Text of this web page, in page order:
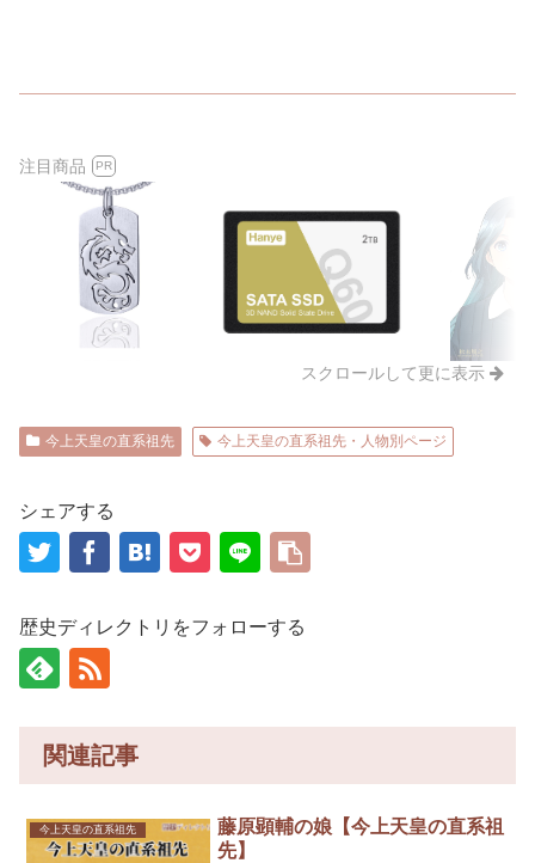
注目商品 PR
スクロールして更に表示
今上天皇の直系祖先 今上天皇の直系祖先・人物別ページ
シェアする
歴史ディレクトリをフォローする
関連記事
今上天皇の直系祖先
藤原顕輔の娘【今上天皇の直系祖
先】